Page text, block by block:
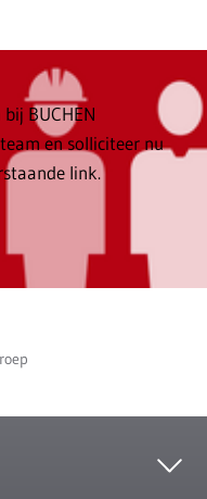
BUCHEN
en solliciteer nu
link.